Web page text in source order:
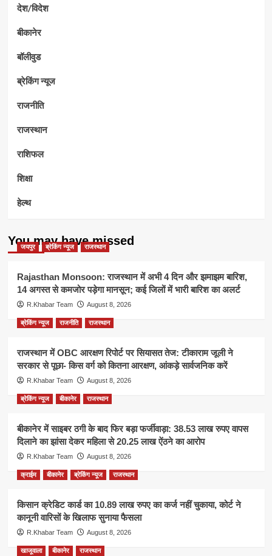
देश/विदेश
बीकानेर
बॉलीवुड
ब्रेकिंग न्यूज
राजनीति
राजस्थान
राशिफल
शिक्षा
हेल्थ
You may have missed
जयपुर ब्रेकिंग न्यूज राजस्थान
Rajasthan Monsoon: राजस्थान में अभी 4 दिन और झमाझम बारिश,
14 अगस्त से कमजोर पड़ेगा मानसून; कई जिलों में भारी बारिश का अलर्ट
R.Khabar Team August 8, 2026
ब्रेकिंग न्यूज राजनीति राजस्थान
राजस्थान में OBC आरक्षण रिपोर्ट पर सियासत तेज: टीकाराम जूली ने
सरकार से पूछा- किस वर्ग को कितना आरक्षण, आंकड़े सार्वजनिक करें
R.Khabar Team August 8, 2026
ब्रेकिंग न्यूज बीकानेर राजस्थान
बीकानेर में साइबर ठगी के बाद फिर बड़ा फर्जीवाड़ा: 38.53 लाख रुपए वापस
दिलाने का झांसा देकर महिला से 20.25 लाख ऐंठने का आरोप
R.Khabar Team August 8, 2026
क्राईम बीकानेर ब्रेकिंग न्यूज राजस्थान
किसान क्रेडिट कार्ड का 10.89 लाख रुपए का कर्ज नहीं चुकाया, कोर्ट ने
कानूनी वारिसों के खिलाफ सुनाया फैसला
R.Khabar Team August 8, 2026
खाजूवाला बीकानेर राजस्थान